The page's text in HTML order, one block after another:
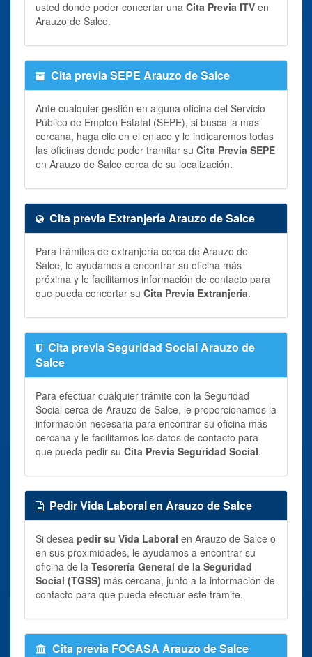
usted donde poder concertar una Cita Previa ITV en
Arauzo de Salce.
Cita previa SEPE Arauzo de Salce
Ante cualquier gestión en alguna oficina del Servicio
Público de Empleo Estatal (SEPE), si busca la mas
cercana, haga clic en el enlace y le indicaremos todas
las oficinas donde poder tramitar su Cita Previa SEPE
en Arauzo de Salce cerca de su localización.
Cita previa Extranjería Arauzo de Salce
Para trámites de extranjería cerca de Arauzo de
Salce, le ayudamos a encontrar su oficina más
próxima y le facilitamos información de contacto para
que pueda concertar su Cita Previa Extranjería.
Cita previa Seguridad Social Arauzo de
Salce
Para efectuar cualquier trámite con la Seguridad
Social cerca de Arauzo de Salce, le proporcionamos la
información necesaria para encontrar su oficina más
cercana y le facilitamos los datos de contacto para
que pueda pedir su Cita Previa Seguridad Social.
Pedir Vida Laboral en Arauzo de Salce
Si desea pedir su Vida Laboral en Arauzo de Salce o
en sus proximidades, le ayudamos a encontrar su
oficina de la Tesorería General de la Seguridad
Social (TGSS) más cercana, junto a la información de
contacto para que pueda efectuar este trámite.
Cita previa FOGASA Arauzo de Salce